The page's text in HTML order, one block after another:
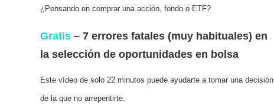
¿Pensando en comprar una acción, fondo o ETF?
Gratis– 7 errores fatales (muy habituales) en
la selección de oportunidades en bolsa
Este vídeo de solo 22 minutos puede ayudarte a tomar una decisión
de la que no arrepentirte.